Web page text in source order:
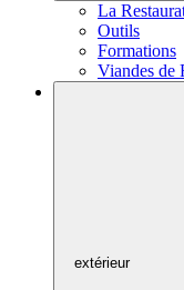
La
Outils
Formations
Viandes de
extérieur